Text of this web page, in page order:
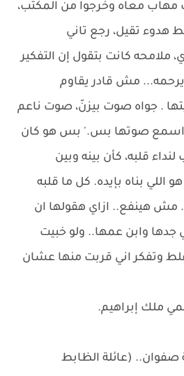
معاه وخرجوا من المكتب،
هدوء تقيل، رجع تاني
كانت بتقول إن التفكير
مش قادر يقاوم
. جواه صوت بيزنّ، صوت ناعم
اسمع صوتها بس.' بس هو كان
قلبه، كأن بينه وبين
اللي بناه بإيده. كل ما قلبه
مش هينفع.. ازاي هقولها ان
وابن عمها.. ولو خبيت
وتفكر اني قربت منها عشان
ملك إبراهيم.
صفوان.. (عائلة الظابط